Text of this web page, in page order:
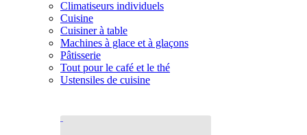
Climatiseurs individuels
Cuisine
Cuisiner à table
Machines à glace et à glaçons
Pâtisserie
Tout pour le café et le thé
Ustensiles de cuisine